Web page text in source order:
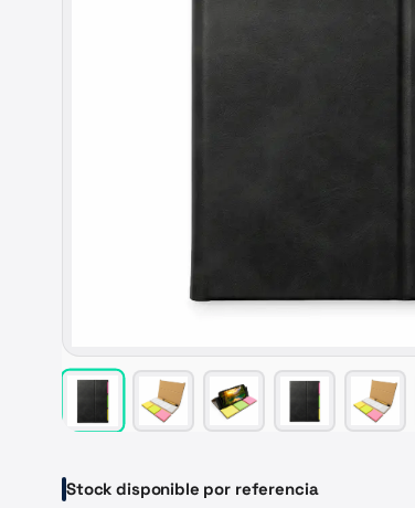
Stock disponible por referencia